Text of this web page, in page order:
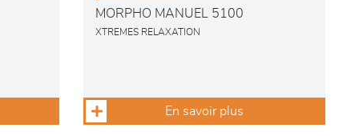
MORPHO MANUEL 5100
XTREMES RELAXATION
En savoir plus